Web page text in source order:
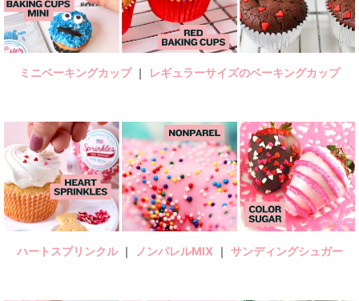
ミニベーキングカップ｜ レギュラーサイズのベーキングカップ
ハートスプリンクル｜ ノンパレルMIX ｜ サンディングシュガー